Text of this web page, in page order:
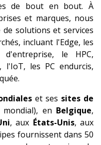
de bout en bout. À
et marques, nous
solutions et services
incluant l'Edge, les
le HPC,
l'IoT, les PC endurcis,
et ses sites de
mondial), en Belgique,
, aux États-Unis, aux
fournissent dans 50